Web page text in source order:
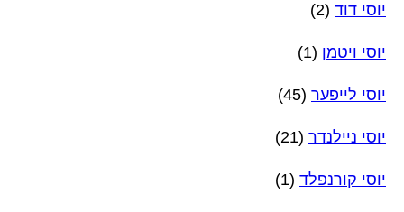
יוסי דוד (2)
יוסי ויטמן (1)
יוסי לייפער (45)
יוסי ניילנדר (21)
יוסי קורנפלד (1)